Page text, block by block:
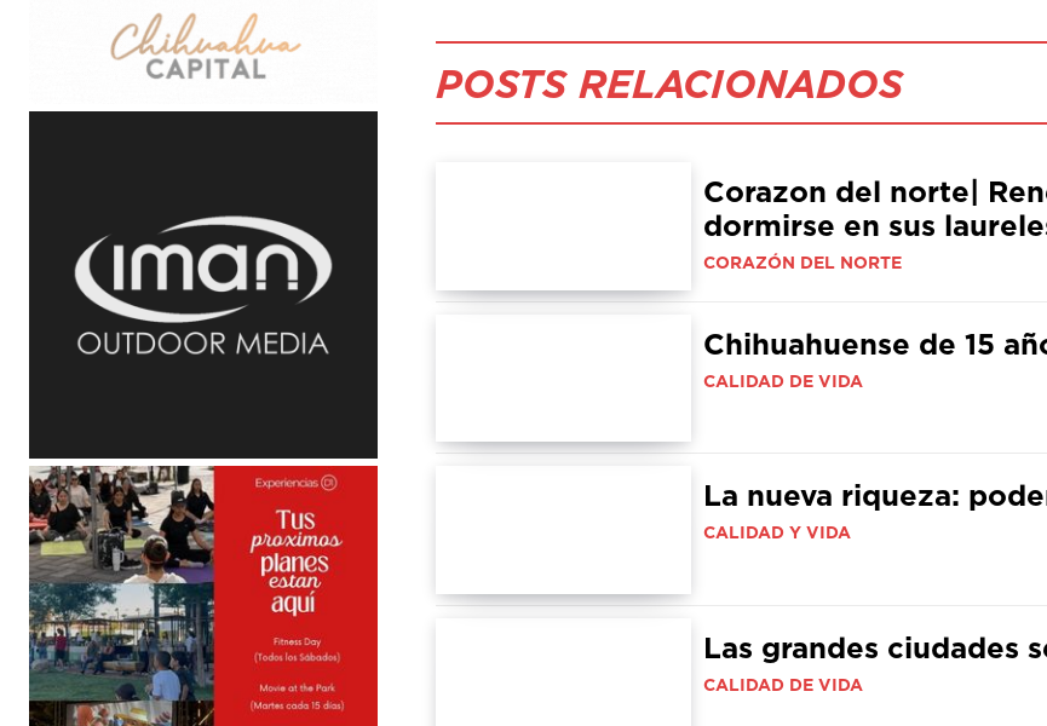
POSTS RELACIONADOS
Corazon del norte|
dormirse en sus
CORAZÓN DEL NORTE
Chihuahuense de 15
CALIDAD DE VIDA
La nueva riqueza:
CALIDAD Y VIDA
Las grandes ciudades
CALIDAD DE VIDA